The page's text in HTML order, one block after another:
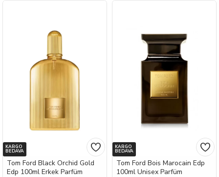
KARGO
BEDAVA
Tom Ford Black Orchid Gold
Edp 100ml Erkek Parfüm
KARGO
BEDAVA
Tom Ford Bois Marocain Edp
100ml Unisex Parfüm